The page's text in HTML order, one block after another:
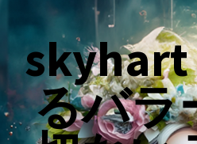
content
るバラ